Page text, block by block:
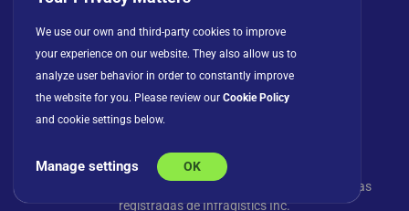
Política de privacidad Cookies
Acuerdo de licencia
© Copyright 2026 INFRAGISTICS. Todos los derechos
reservados. Slingshot y el logotipo de Slingshot son marcas
registradas de Infragistics Inc.
We use our own and third-party cookies to improve
your experience on our website. They also allow us to
analyze user behavior in order to constantly improve
the website for you. Please review our Cookie Policy
and cookie settings below.
Manage settings OK